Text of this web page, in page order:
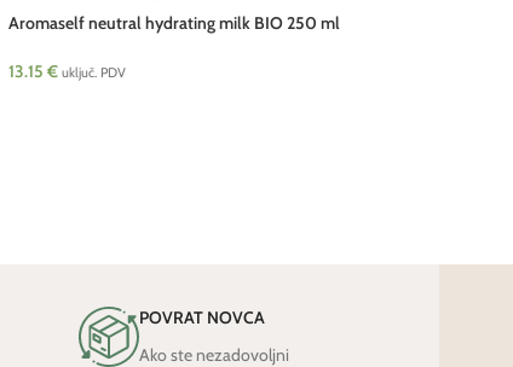
Aromaself neutral hydrating milk BIO 250 ml
13.15 € uključ. PDV
POVRAT NOVCA
Ako ste nezadovoljni